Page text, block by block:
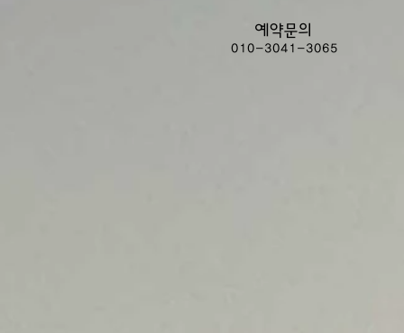
예약문의
010-3041-3065